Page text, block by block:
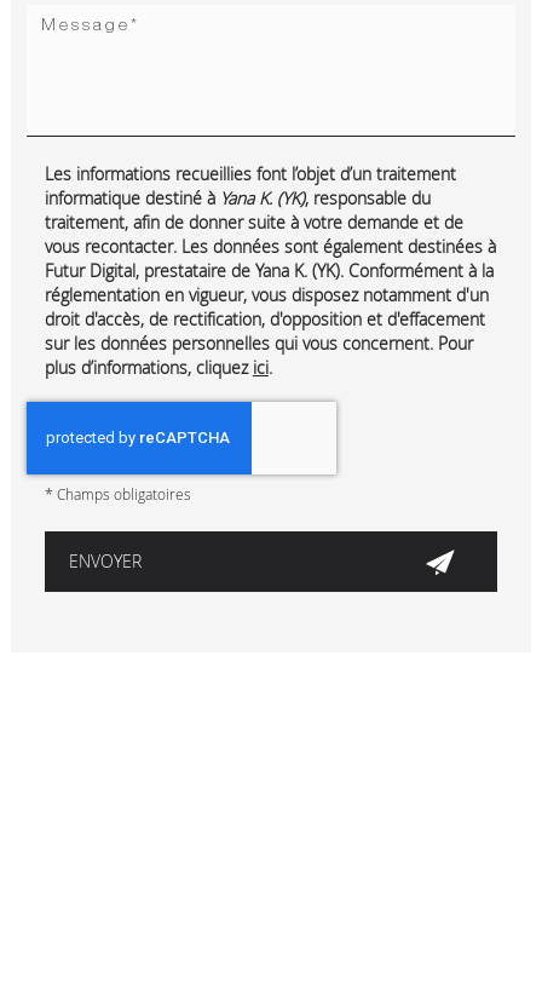
Les informations recueillies font l’objet d’un traitement
informatique destiné àYana K. (YK), responsable du
traitement, afin de donner suite à votre demande et de
vous recontacter. Les données sont également destinées à
Futur Digital, prestataire de Yana K. (YK). Conformément à la
réglementation en vigueur, vous disposez notamment d'un
droit d'accès, de rectification, d'opposition et d'effacement
sur les données personnelles qui vous concernent. Pour
plus d’informations, cliquez ici.
* Champs obligatoires